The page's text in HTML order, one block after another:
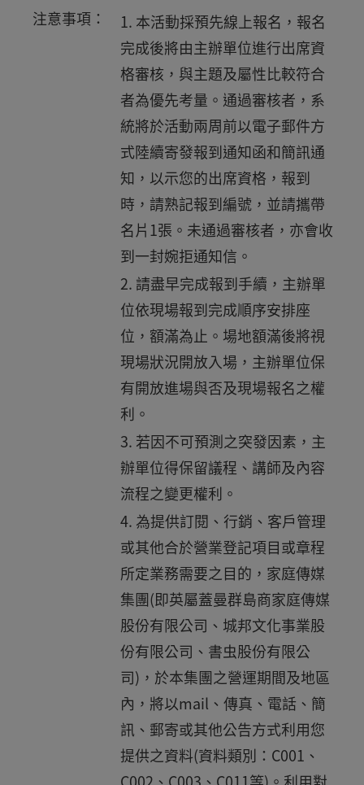
注意事項：
本活動採預先線上報名，報名
完成後將由主辦單位進行出席資
格審核，與主題及屬性比較符合
者為優先考量。通過審核者，系
統將於活動兩周前以電子郵件方
式陸續寄發報到通知函和簡訊通
知，以示您的出席資格，報到
時，請熟記報到編號，並請攜帶
名片1張。未通過審核者，亦會收
到一封婉拒通知信。
請盡早完成報到手續，主辦單
位依現場報到完成順序安排座
位，額滿為止。場地額滿後將視
現場狀況開放入場，主辦單位保
有開放進場與否及現場報名之權
利。
若因不可預測之突發因素，主
辦單位得保留議程、講師及內容
流程之變更權利。
為提供訂閱、行銷、客戶管理
或其他合於營業登記項目或章程
所定業務需要之目的，家庭傳媒
集團(即英屬蓋曼群島商家庭傳媒
股份有限公司、城邦文化事業股
份有限公司、書虫股份有限公
司)，於本集團之營運期間及地區
內，將以mail、傳真、電話、簡
訊、郵寄或其他公告方式利用您
提供之資料(資料類別：C001、